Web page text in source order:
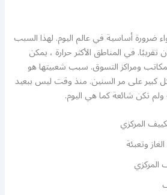
ضرورة أساسية في عالم اليوم. لهذا السبب
في المناطق الأكثر حرارة ، يمكن
ومراكز التسوق. سبب شعبيتها هو
كبير على مر السنين. منذ وقت ليس ببعيد
ولم تكن شائعة كما هي اليوم.
المركزي
وتعبئة